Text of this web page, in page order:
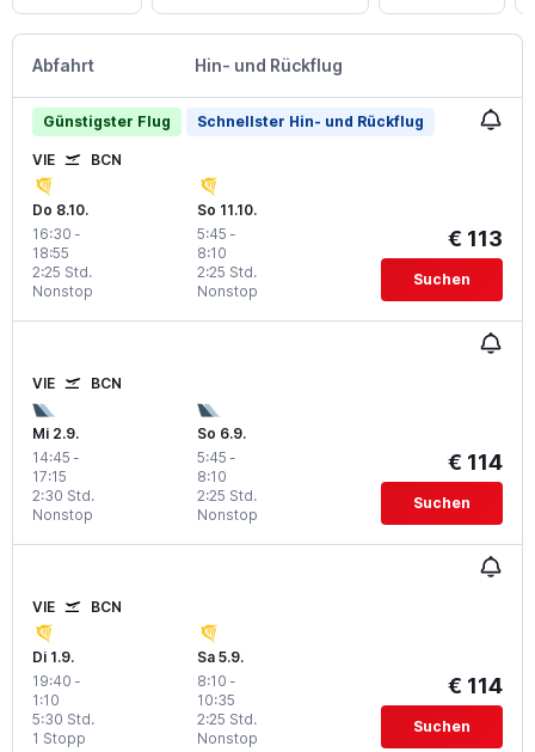
Abfahrt Hin- und Rückflug
Günstigster Flug Schnellster Hin- und Rückflug
VIE BCN
Do 8.10.
16:30 -
18:55
Nonstop
2:25 Std.
So 11.10.
5:45 -
8:10
Nonstop
2:25 Std.
€ 113
Suchen
VIE BCN
Mi 2.9.
14:45 -
17:15
Nonstop
2:30 Std.
So 6.9.
5:45 -
8:10
Nonstop
2:25 Std.
€ 114
Suchen
VIE BCN
Di 1.9.
19:40 -
1:10
1 Stopp
5:30 Std.
Sa 5.9.
8:10 -
10:35
Nonstop
2:25 Std.
€ 114
Suchen